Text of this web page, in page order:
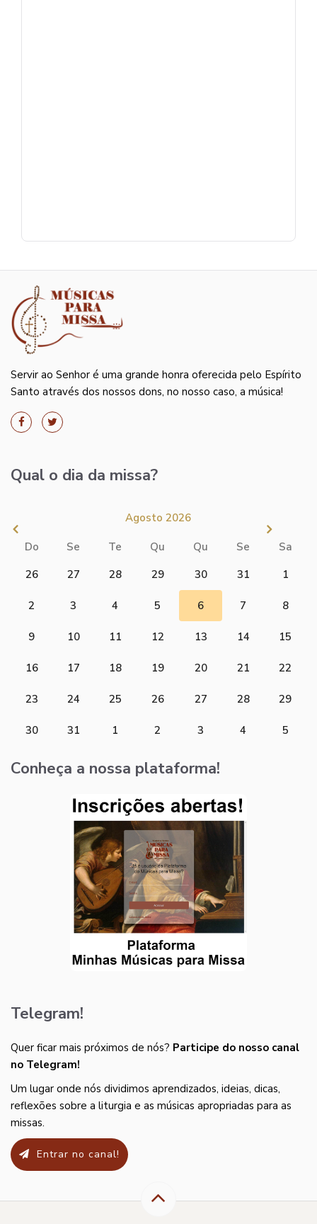
Servir ao Senhor é uma grande honra oferecida pelo Espírito
Santo através dos nossos dons, no nosso caso, a música!
Qual o dia da missa?
Agosto 2026
Do Se Te Qu Qu Se
Sa
26
27 28 29 30 31 1
2 3 4 5 6 7 8
9 10 11 12 13 14 15
16 17 18 19 20 21 22
23 24 25 26 27 28 29
30 31 1 2 3 4 5
Conheça a nossa plataforma!
Telegram!
Quer ficar mais próximos de nós? Participe do nosso canal
no Telegram!
Um lugar onde nós dividimos aprendizados, ideias, dicas,
reflexões sobre a liturgia e as músicas apropriadas para as
missas.
Entrar no canal!